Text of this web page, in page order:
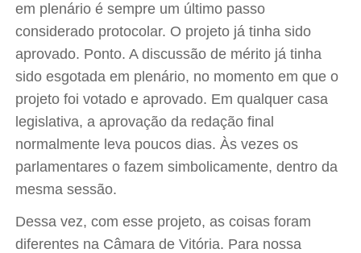
em plenário é sempre um último passo
considerado protocolar. O projeto já tinha sido
aprovado. Ponto. A discussão de mérito já tinha
sido esgotada em plenário, no momento em que o
projeto foi votado e aprovado. Em qualquer casa
legislativa, a aprovação da redação final
normalmente leva poucos dias. Às vezes os
parlamentares o fazem simbolicamente, dentro da
mesma sessão.
Dessa vez, com esse projeto, as coisas foram
diferentes na Câmara de Vitória. Para nossa